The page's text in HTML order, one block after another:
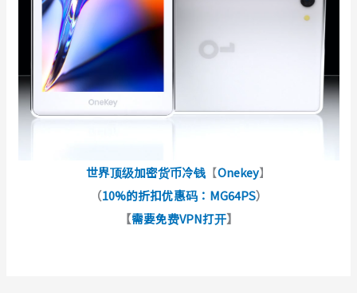
世界顶级加密货币冷钱 【Onekey】
（10%的折扣优惠码：MG64PS）
【需要免费VPN打开】